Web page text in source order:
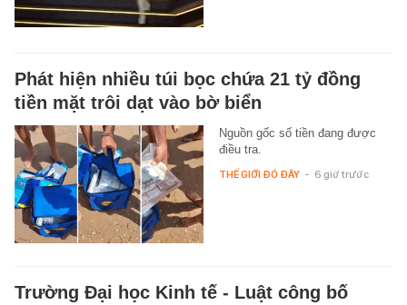
Phát hiện nhiều túi bọc chứa 21 tỷ đồng
tiền mặt trôi dạt vào bờ biển
Nguồn gốc số tiền đang được
điều tra.
THẾ GIỚI ĐÓ ĐÂY - 6 giờ trước
Trường Đại học Kinh tế - Luật công bố